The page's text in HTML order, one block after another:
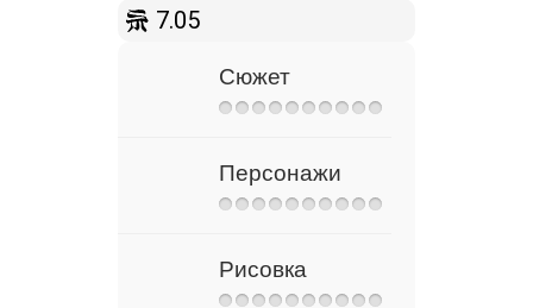
7.05
Сюжет
Персонажи
Рисовка